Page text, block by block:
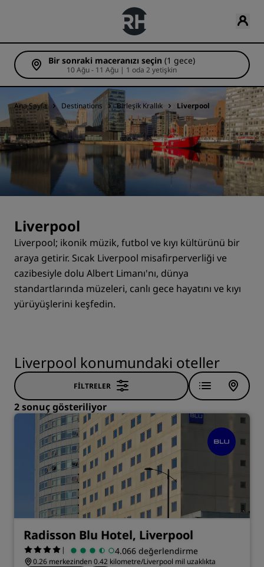
Bir sonraki maceranızı seçin (1 gece)
10 Ağu - 11 Ağu | 1 oda 2 yetişkin
Ana Sayfa Destinations Birleşik Krallık Liverpool
Liverpool
Liverpool; ikonik müzik, futbol ve kıyı kültürünü bir
araya getirir. Sıcak Liverpool misafirperverliği ve
cazibesiyle dolu Albert Limanı'nı, dünya
standartlarında müzeleri, canlı gece hayatını ve kıyı
yürüyüşlerini keşfedin.
Liverpool konumundaki oteller
FILTRELER
2 sonuç gösteriliyor
Radisson Blu Hotel, Liverpool
| 4.066 değerlendirme
0.26 merkezinden 0.42 kilometre/Liverpool mil uzaklıkta